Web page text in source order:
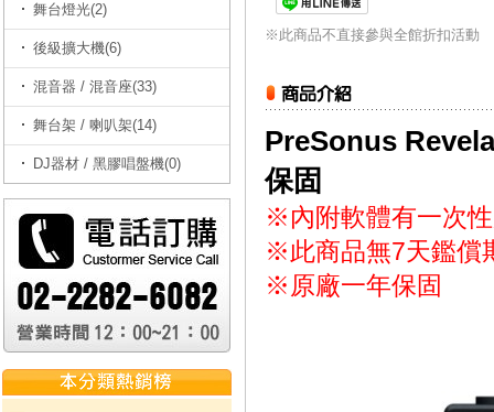
舞台燈光(2)
後級擴大機(6)
混音器 / 混音座(33)
舞台架 / 喇叭架(14)
DJ器材 / 黑膠唱盤機(0)
※此商品不直接參與全館折扣活動
PreSonus
保固
※內附軟體有一次
※此商品無7天鑑償
※原廠一年保固